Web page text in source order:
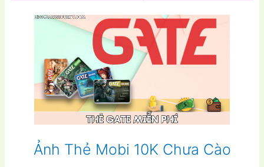
Ảnh Thẻ Mobi 10K Chưa Cào